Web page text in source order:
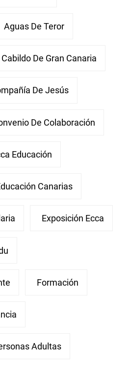
Aguas De Teror
Cabildo De Gran Canaria
De Jesús
De Colaboración
Educación
Canarias
Exposición Ecca
Formación
Adultas